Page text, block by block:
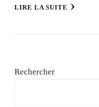
LIRE LA SUITE
Rechercher